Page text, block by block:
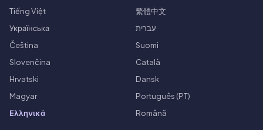
Tiếng Việt
繁體中文
Українська
עברית
Čeština
Suomi
Slovenčina
Català
Hrvatski
Dansk
Magyar
Português (PT)
Ελληνικά
Română